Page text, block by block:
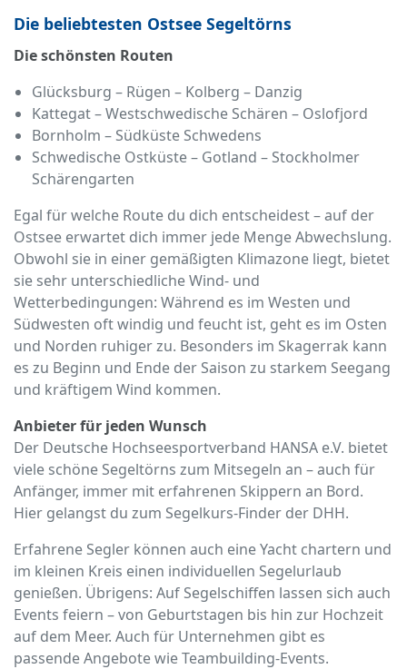
Die beliebtesten Ostsee Segeltörns
Die schönsten Routen
Glücksburg – Rügen – Kolberg – Danzig
Kattegat – Westschwedische Schären – Oslofjord
Bornholm – Südküste Schwedens
Schwedische Ostküste – Gotland – Stockholmer
Schärengarten
Egal für welche Route du dich entscheidest – auf der
Ostsee erwartet dich immer jede Menge Abwechslung.
Obwohl sie in einer gemäßigten Klimazone liegt, bietet
sie sehr unterschiedliche Wind- und
Wetterbedingungen: Während es im Westen und
Südwesten oft windig und feucht ist, geht es im Osten
und Norden ruhiger zu. Besonders im Skagerrak kann
es zu Beginn und Ende der Saison zu starkem Seegang
und kräftigem Wind kommen.
Anbieter für jeden Wunsch
Der Deutsche Hochseesportverband HANSA e.V. bietet
viele schöne Segeltörns zum Mitsegeln an – auch für
Anfänger, immer mit erfahrenen Skippern an Bord.
Hier gelangst du zum Segelkurs-Finder der DHH.
Erfahrene Segler können auch eine Yacht chartern und
im kleinen Kreis einen individuellen Segelurlaub
genießen. Übrigens: Auf Segelschiffen lassen sich auch
Events feiern – von Geburtstagen bis hin zur Hochzeit
auf dem Meer. Auch für Unternehmen gibt es
passende Angebote wie Teambuilding-Events.